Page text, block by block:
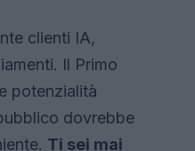
clienti IA,
Il Primo
potenzialità
dovrebbe
Ti sei mai